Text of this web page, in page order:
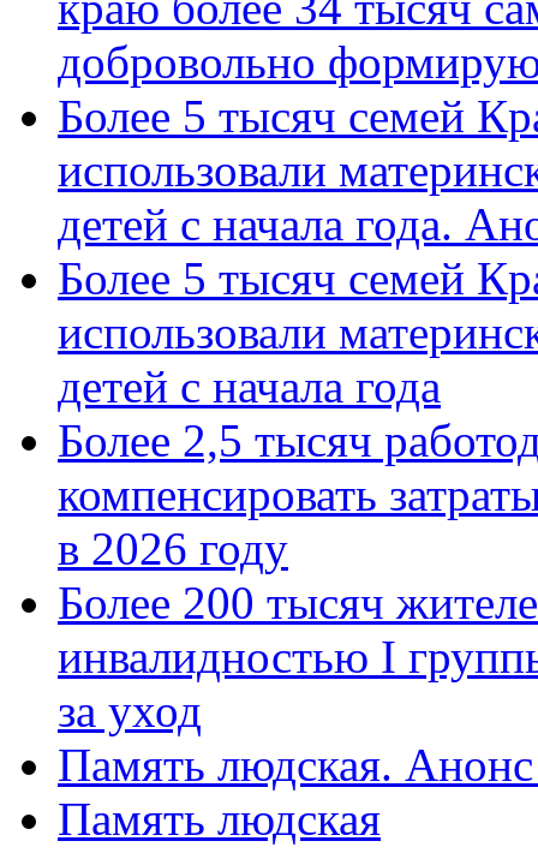
добровольно
Более 5 тысяч семей
использовали
детей с начала года.
Более 5 тысяч семей
использовали
детей с начала года
Более 2,5 тысяч
компенсировать
в 2026 году
Более 200 тысяч
инвалидностью I
за уход
Память людская.
Память людская